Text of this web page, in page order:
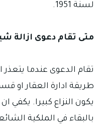
لسنة 1951.
متى تقام دعوى ازالة
تقام الدعوى عندما يتعذر
طريقة ادارة العقار او
يكون النزاع كبيرا. يكفي
بالبقاء في الملكية